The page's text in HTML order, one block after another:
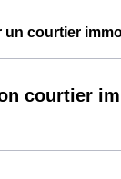
courtier
courtier